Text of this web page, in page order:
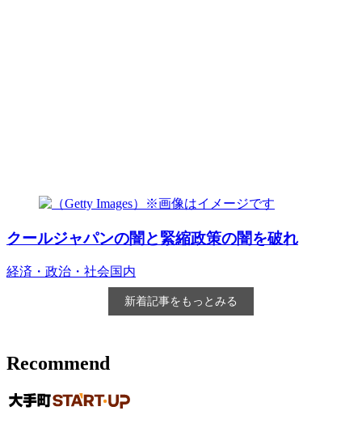
クールジャパンの闇と緊縮政策の闇を破れ
経済・政治・社会国内
新着記事をもっとみる
Recommend